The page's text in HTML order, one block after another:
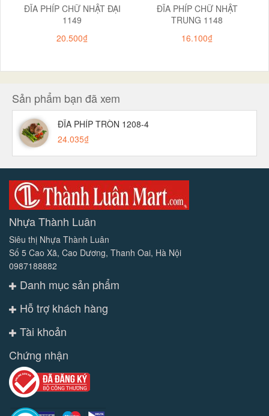
ĐĨA PHÍP CHỮ NHẬT ĐẠI
1149
20.500₫
ĐĨA PHÍP CHỮ NHẬT
TRUNG 1148
16.100₫
Sản phẩm bạn đã xem
ĐĨA PHÍP TRÒN 1208-4
24.035₫
Nhựa Thành Luân
Siêu thị Nhựa Thành Luân
Số 5 Cao Xã, Cao Dương, Thanh Oai, Hà Nội
0987188882
Danh mục sản phẩm
Hỗ trợ khách hàng
Tài khoản
Chứng nhận